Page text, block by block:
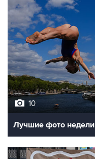
10
Лучшие фото недели